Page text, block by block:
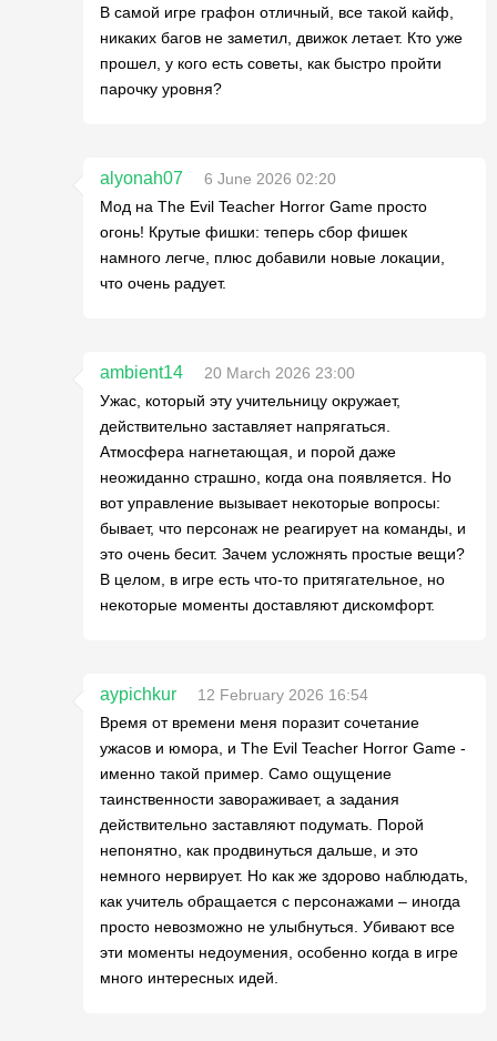
В самой игре графон отличный, все такой кайф,
никаких багов не заметил, движок летает. Кто уже
прошел, у кого есть советы, как быстро пройти
парочку уровня?
alyonah07
6 June 2026 02:20
Мод на The Evil Teacher Horror Game просто
огонь! Крутые фишки: теперь сбор фишек
намного легче, плюс добавили новые локации,
что очень радует.
ambient14
20 March 2026 23:00
Ужас, который эту учительницу окружает,
действительно заставляет напрягаться.
Атмосфера нагнетающая, и порой даже
неожиданно страшно, когда она появляется. Но
вот управление вызывает некоторые вопросы:
бывает, что персонаж не реагирует на команды, и
это очень бесит. Зачем усложнять простые вещи?
В целом, в игре есть что-то притягательное, но
некоторые моменты доставляют дискомфорт.
aypichkur
12 February 2026 16:54
Время от времени меня поразит сочетание
ужасов и юмора, и The Evil Teacher Horror Game -
именно такой пример. Само ощущение
таинственности завораживает, а задания
действительно заставляют подумать. Порой
непонятно, как продвинуться дальше, и это
немного нервирует. Но как же здорово наблюдать,
как учитель обращается с персонажами – иногда
просто невозможно не улыбнуться. Убивают все
эти моменты недоумения, особенно когда в игре
много интересных идей.